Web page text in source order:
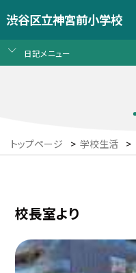
渋谷区立神宮前小学校
日記メニュー
トップページ > 学校生活 >
校長室より